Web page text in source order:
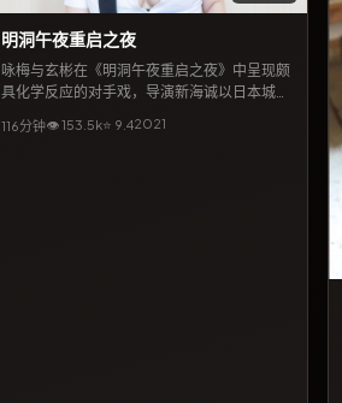
明洞午夜重启之夜
咏梅与玄彬在《明洞午夜重启之夜》中呈现颇
具化学反应的对手戏，导演新海诚以日本城市
事。类型标签以战争为主，2021年8月5日释
116分钟👁153.5k⭐ 9.42021